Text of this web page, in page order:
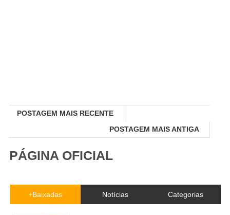
POSTAGEM MAIS RECENTE
POSTAGEM MAIS ANTIGA
PÁGINA OFICIAL
+Baixadas Notícias Categorias